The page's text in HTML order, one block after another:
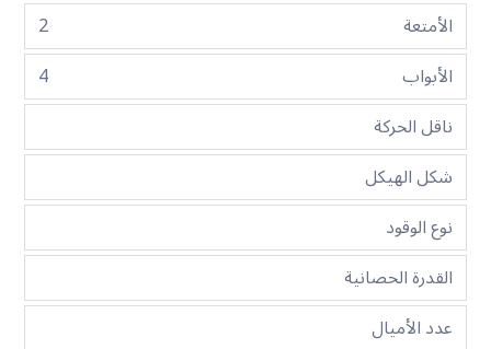
الأمتعة
2
الأبواب
4
ناقل الحركة
شكل الهيكل
نوع الوقود
القدرة الحصانية
عدد الأميال